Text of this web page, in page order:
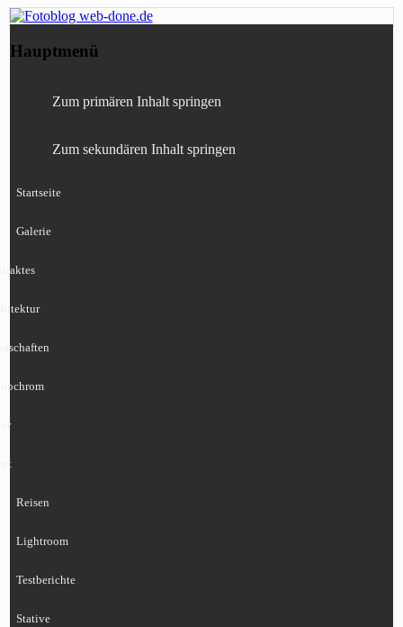
Fotoblog web-done.de
Canon, Nikon, Sony
Hauptmenü
Zum primären Inhalt springen
Zum sekundären Inhalt springen
Startseite
Galerie
Reisen
Lightroom
Testberichte
Stative